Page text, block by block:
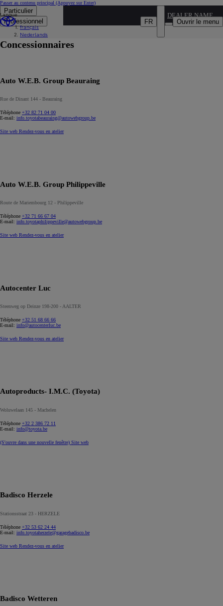
Passer au contenu principal (Appuyez sur Enter)
Particulier
Professionnel
DEALER NAME
FR
Langue
français
Nederlands
Ouvrir le menu
...
Nos concessionnaires
Concessionnaires
Auto W.E.B. Group Beauraing
Rue de Dinant 144 - Beauraing
Téléphone +32 82 71 04 00
E-mail: info.toyotabeauraing@autowebgroup.be
Site web Rendez-vous en atelier
Auto W.E.B. Group Philippeville
Route de Mariembourg 12 - Philippeville
Téléphone +32 71 66 67 04
E-mail: info.toyotaphilippeville@autowebgroup.be
Site web Rendez-vous en atelier
Autocenter Luc
Steenweg op Deinze 198-200 - AALTER
Téléphone +32 51 68 66 66
E-mail: info@autocenterluc.be
Site web Rendez-vous en atelier
Autoproducts- I.M.C. (Toyota)
Woluwelaan 145 - Machelen
Téléphone +32 2 386 72 11
E-mail: info@toyota.be
(S'ouvre dans une nouvelle fenêtre) Site web
Badisco Herzele
Stationsstraat 23 - HERZELE
Téléphone +32 53 62 24 44
E-mail: info.toyotaherzele@garagebadisco.be
Site web Rendez-vous en atelier
Badisco Wetteren